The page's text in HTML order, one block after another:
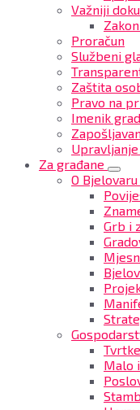
Važniji
Proračun
Službeni
Zaštita
Pravo na
Imenik
Za građane
O Bjelovaru
Grb i
Malo